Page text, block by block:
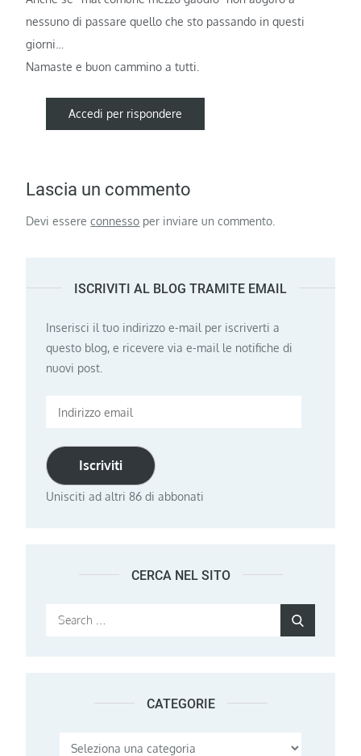
nessuno di passare quello che sto passando in questi
giorni…
Namaste e buon cammino a tutti.
Accedi per rispondere
Lascia un commento
Devi essereconnesso per inviare un commento.
ISCRIVITI AL BLOG TRAMITE EMAIL
Inserisci il tuo indirizzo e-mail per iscriverti a
questo blog, e ricevere via e-mail le notifiche di
nuovi post.
Indirizzo
Iscriviti
Unisciti ad altri 86 di abbonati
CERCA NEL SITO
Search
CATEGORIE
Categorie